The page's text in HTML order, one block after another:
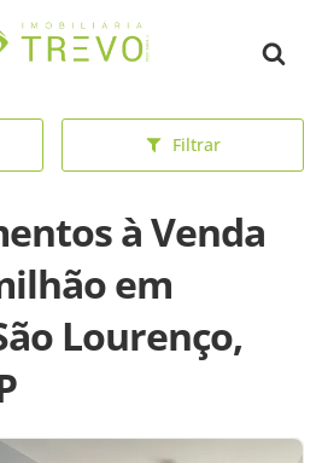
inicial
Filtrar
à Venda
em
Lourenço,